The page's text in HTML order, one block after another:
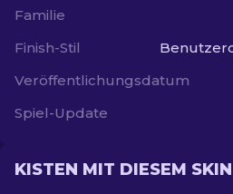
Familie
Finish-Stil
Veröffentlichungsdatum
Spiel-Update
KISTEN MIT DIESEM SKIN